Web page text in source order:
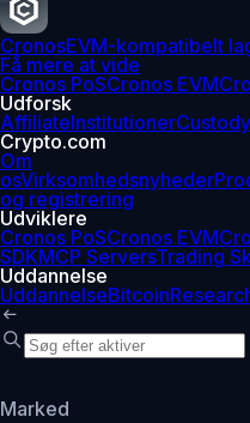
CronosEVM-kompatibelt
Få mere at vide
Cronos PoSCronos EVM
Udforsk
AffiliateInstitutionerCustody
Crypto.com
Om
osVirksomhedsnyheder
og registrering
Udviklere
Cronos PoSCronos EVM
SDKMCP ServersTrading
Uddannelse
UddannelseBitcoin
Marked